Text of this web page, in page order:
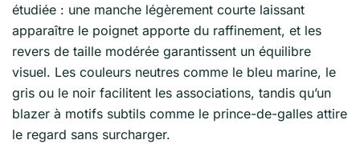
étudiée : une manche légèrement courte laissant
apparaître le poignet apporte du raffinement, et les
revers de taille modérée garantissent un équilibre
visuel. Les couleurs neutres comme le bleu marine, le
gris ou le noir facilitent les associations, tandis qu’un
blazer à motifs subtils comme le prince-de-galles attire
le regard sans surcharger.